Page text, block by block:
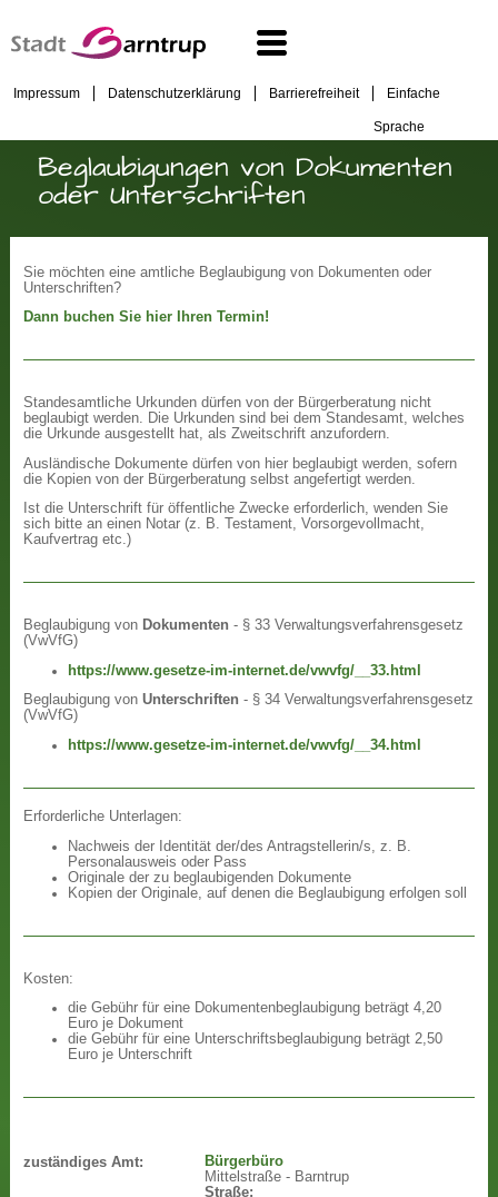
Impressum Datenschutzerklärung Barrierefreiheit Einfache
Sprache
Beglaubigungen von Dokumenten
oder Unterschriften
Sie möchten eine amtliche Beglaubigung von Dokumenten oder
Unterschriften?
Dann buchen Sie hier Ihren Termin!
Standesamtliche Urkunden dürfen von der Bürgerberatung nicht
beglaubigt werden. Die Urkunden sind bei dem Standesamt, welches
die Urkunde ausgestellt hat, als Zweitschrift anzufordern.
Ausländische Dokumente dürfen von hier beglaubigt werden, sofern
die Kopien von der Bürgerberatung selbst angefertigt werden.
Ist die Unterschrift für öffentliche Zwecke erforderlich, wenden Sie
sich bitte an einen Notar (z. B. Testament, Vorsorgevollmacht,
Kaufvertrag etc.)
Beglaubigung von Dokumenten - § 33 Verwaltungsverfahrensgesetz
(VwVfG)
https://www.gesetze-im-internet.de/vwvfg/__33.html
Beglaubigung vonUnterschriften - § 34 Verwaltungsverfahrensgesetz
(VwVfG)
https://www.gesetze-im-internet.de/vwvfg/__34.html
Erforderliche Unterlagen:
Nachweis der Identität der/des Antragstellerin/s, z. B.
Personalausweis oder Pass
Originale der zu beglaubigenden Dokumente
Kopien der Originale, auf denen die Beglaubigung erfolgen soll
Kosten:
die Gebühr für eine Dokumentenbeglaubigung beträgt 4,20
Euro je Dokument
die Gebühr für eine Unterschriftsbeglaubigung beträgt 2,50
Euro je Unterschrift
zuständiges Amt:
Bürgerbüro
Mittelstraße - Barntrup
Straße: